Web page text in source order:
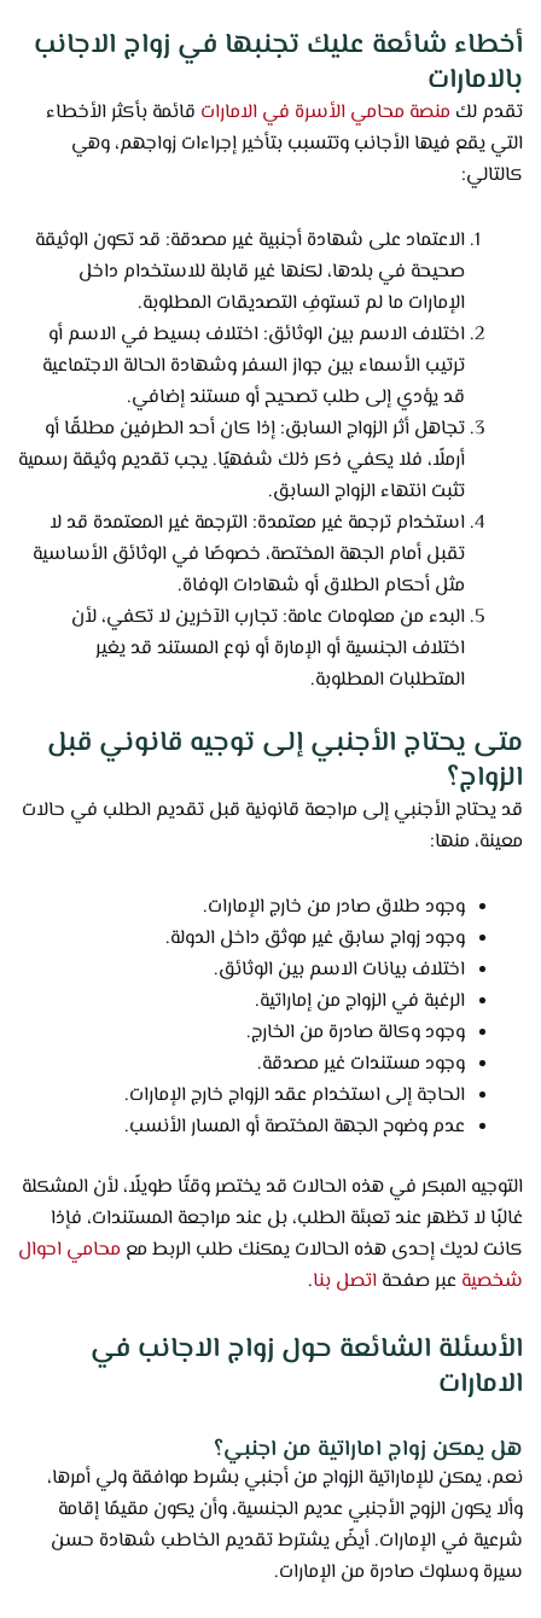
أخطاء شائعة عليك تجنبها في زواج الاجانب
بالامارات
تقدم لك منصة محامي الأسرة في الامارات قائمة بأكثر الأخطاء
التي يقع فيها الأجانب وتتسبب بتأخير إجراءات زواجهم، وهي
كالتالي:
الاعتماد على شهادة أجنبية غير مصدقة: قد تكون الوثيقة
صحيحة في بلدها، لكنها غير قابلة للاستخدام داخل
الإمارات ما لم تستوفِ التصديقات المطلوبة.
اختلاف الاسم بين الوثائق: اختلاف بسيط في الاسم أو
ترتيب الأسماء بين جواز السفر وشهادة الحالة الاجتماعية
قد يؤدي إلى طلب تصحيح أو مستند إضافي.
تجاهل أثر الزواج السابق: إذا كان أحد الطرفين مطلقًا أو
أرملًا، فلا يكفي ذكر ذلك شفهيًا. يجب تقديم وثيقة رسمية
تثبت انتهاء الزواج السابق.
استخدام ترجمة غير معتمدة: الترجمة غير المعتمدة قد لا
تقبل أمام الجهة المختصة، خصوصًا في الوثائق الأساسية
مثل أحكام الطلاق أو شهادات الوفاة.
البدء من معلومات عامة: تجارب الآخرين لا تكفي، لأن
اختلاف الجنسية أو الإمارة أو نوع المستند قد يغير
المتطلبات المطلوبة.
متى يحتاج الأجنبي إلى توجيه قانوني قبل
الزواج؟
قد يحتاج الأجنبي إلى مراجعة قانونية قبل تقديم الطلب في حالات
معينة، منها:
وجود طلاق صادر من خارج الإمارات.
وجود زواج سابق غير موثق داخل الدولة.
اختلاف بيانات الاسم بين الوثائق.
الرغبة في الزواج من إماراتية.
وجود وكالة صادرة من الخارج.
وجود مستندات غير مصدقة.
الحاجة إلى استخدام عقد الزواج خارج الإمارات.
عدم وضوح الجهة المختصة أو المسار الأنسب.
التوجيه المبكر في هذه الحالات قد يختصر وقتًا طويلًا، لأن المشكلة
غالبًا لا تظهر عند تعبئة الطلب، بل عند مراجعة المستندات، فإذا
كانت لديك إحدى هذه الحالات يمكنك طلب الربط مع محامي احوال
شخصية عبر صفحة اتصل بنا.
الأسئلة الشائعة حول زواج الاجانب في
الامارات
هل يمكن زواج اماراتية من اجنبي؟
نعم، يمكن للإماراتية الزواج من أجنبي بشرط موافقة ولي أمرها،
وألا يكون الزوج الأجنبي عديم الجنسية، وأن يكون مقيمًا إقامة
شرعية في الإمارات. أيضً يشترط تقديم الخاطب شهادة حسن
سيرة وسلوك صادرة من الإمارات.